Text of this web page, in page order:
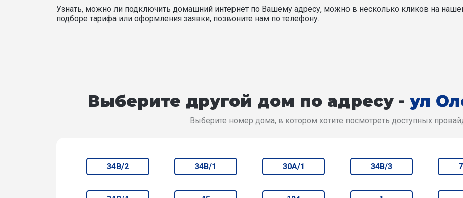
Узнать, можно ли подключить домашний интернет по Вашему адресу, можно в несколько кликов на
подборе тарифа или оформления заявки, позвоните нам по телефону.
Выберите другой дом по адресу - ул
Выберите номер дома, в котором хотите посмотреть доступных
34В/2 34В/1 30А/1 34В/3